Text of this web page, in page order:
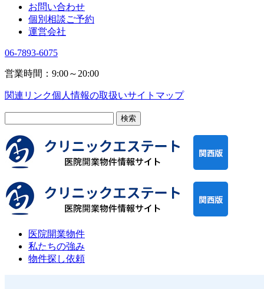
お問い合わせ
個別相談ご予約
運営会社
06-7893-6075
営業時間：9:00～20:00
関連リンク個人情報の取扱いサイトマップ
医院開業物件
私たちの強み
物件探し依頼